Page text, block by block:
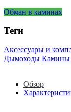
Обман в каминах
Теги
Аксессуары и
Дымоходы Камины
Обзор